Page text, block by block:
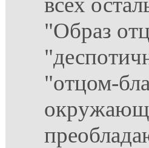
"Образ
"отцом-